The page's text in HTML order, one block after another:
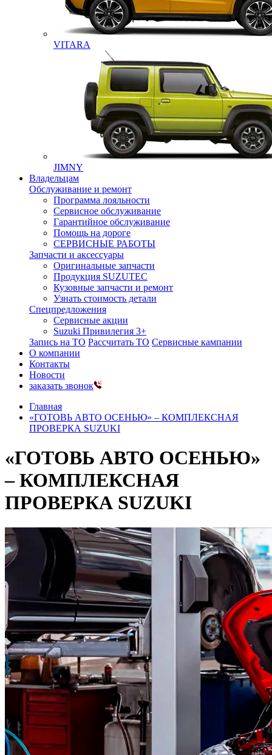
VITARA
JIMNY
Владельцам
Обслуживание и ремонт
Программа лояльности
Сервисное обслуживание
Гарантийное обслуживание
Помощь на дороге
СЕРВИСНЫЕ РАБОТЫ
Запчасти и аксессуары
Оригинальные запчасти
Продукция SUZUTEC
Кузовные запчасти и ремонт
Узнать стоимость детали
Спецпредложения
Сервисные акции
Suzuki Привилегия 3+
Запись на ТО Рассчитать ТО Сервисные кампании
О компании
Контакты
Новости
заказать звонок
Главная
«ГОТОВЬ АВТО ОСЕНЬЮ» – КОМПЛЕКСНАЯ
ПРОВЕРКА SUZUKI
«ГОТОВЬ АВТО ОСЕНЬЮ»
– КОМПЛЕКСНАЯ
ПРОВЕРКА SUZUKI